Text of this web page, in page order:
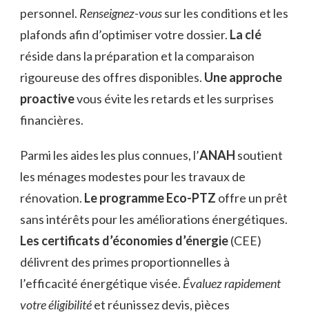
personnel. Renseignez-voussur les conditions et les
plafonds afin d’optimiser votre dossier. La clé
réside dans la préparation et la comparaison
rigoureuse des offres disponibles. Une approche
proactivevous évite les retards et les surprises
financières.
Parmi les aides les plus connues, l’ANAH soutient
les ménages modestes pour les travaux de
rénovation. Le programme Eco-PTZ offre un prêt
sans intérêts pour les améliorations énergétiques.
Les certificats d’économies d’énergie(CEE)
délivrent des primes proportionnelles à
l’efficacité énergétique visée. Évaluez rapidement
votre éligibilitéet réunissez devis, pièces